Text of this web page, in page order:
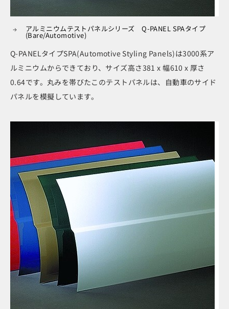
アルミニウムテストパネルシリーズ Q-PANEL SPAタイプ
(Bare/Automotive)
Q-PANELタイプSPA(Automotive Styling Panels)は3000系ア
ルミニウムからできており、サイズ高さ381 x 幅610 x 厚さ
0.64です。丸みを帯びたこのテストパネルは、自動車のサイド
パネルを模擬しています。